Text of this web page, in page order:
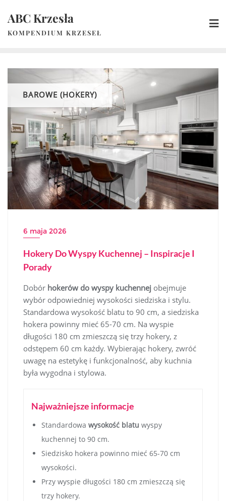
content
ABC Krzesła
KOMPENDIUM KRZESEŁ
BAROWE (HOKERY)
6 maja 2026
Hokery Do Wyspy Kuchennej – Inspiracje I
Porady
Dobór hokerów do wyspy kuchennej obejmuje
wybór odpowiedniej wysokości siedziska i stylu.
Standardowa wysokość blatu to 90 cm, a siedziska
hokera powinny mieć 65-70 cm. Na wyspie
długości 180 cm zmieszczą się trzy hokery, z
odstępem 60 cm każdy. Wybierając hokery, zwróć
uwagę na estetykę i funkcjonalność, aby kuchnia
była wygodna i stylowa.
Najważniejsze informacje
Standardowa wysokość blatu wyspy
kuchennej to 90 cm.
Siedzisko hokera powinno mieć 65-70 cm
wysokości.
Przy wyspie długości 180 cm zmieszczą się
trzy hokery.